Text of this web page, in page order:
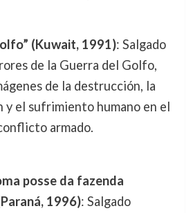
(Kuwait, 1991): Salgado
de la Guerra del Golfo,
de la destrucción, la
y el sufrimiento humano en el
armado.
posse da fazenda
1996): Salgado